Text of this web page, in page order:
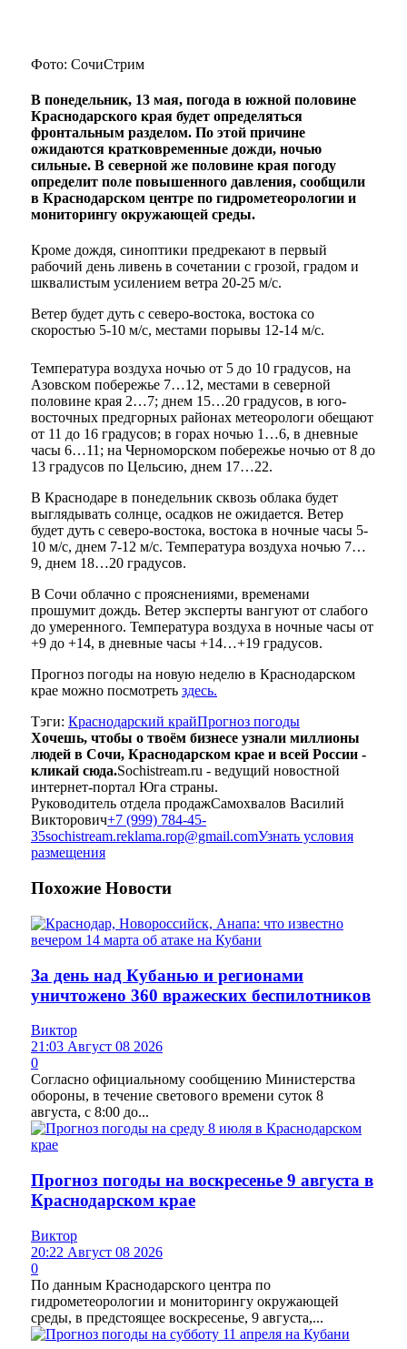
Фото: СочиСтрим
В понедельник, 13 мая, погода в южной половине
Краснодарского края будет определяться
фронтальным разделом. По этой причине
ожидаются кратковременные дожди, ночью
сильные. В северной же половине края погоду
определит поле повышенного давления, сообщили
в Краснодарском центре по гидрометеорологии и
мониторингу окружающей среды.
Кроме дождя, синоптики предрекают в первый
рабочий день ливень в сочетании с грозой, градом и
шквалистым усилением ветра 20-25 м/с.
Ветер будет дуть с северо-востока, востока со
скоростью 5-10 м/с, местами порывы 12-14 м/с.
Температура воздуха ночью от 5 до 10 градусов, на
Азовском побережье 7…12, местами в северной
половине края 2…7; днем 15…20 градусов, в юго-
восточных предгорных районах метеорологи обещают
от 11 до 16 градусов; в горах ночью 1…6, в дневные
часы 6…11; на Черноморском побережье ночью от 8 до
13 градусов по Цельсию, днем 17…22.
В Краснодаре в понедельник сквозь облака будет
выглядывать солнце, осадков не ожидается. Ветер
будет дуть с северо-востока, востока в ночные часы 5-
10 м/с, днем 7-12 м/с. Температура воздуха ночью 7…
9, днем 18…20 градусов.
В Сочи облачно с прояснениями, временами
прошумит дождь. Ветер эксперты вангуют от слабого
до умеренного. Температура воздуха в ночные часы от
+9 до +14, в дневные часы +14…+19 градусов.
Прогноз погоды на новую неделю в Краснодарском
крае можно посмотреть здесь.
Тэги: Краснодарский крайПрогноз погоды
Хочешь, чтобы о твоём бизнесе узнали миллионы
людей в Сочи, Краснодарском крае и всей России -
кликай сюда.Sochistream.ru - ведущий новостной
интернет-портал Юга страны.
Руководитель отдела продажСамохвалов Василий
Викторович+7 (999) 784-45-
35sochistream.reklama.rop@gmail.comУзнать условия
размещения
Похожие Новости
За день над Кубанью и регионами
уничтожено 360 вражеских беспилотников
Виктор
21:03 Август 08 2026
0
Согласно официальному сообщению Министерства
обороны, в течение светового времени суток 8
августа, с 8:00 до...
Прогноз погоды на воскресенье 9 августа в
Краснодарском крае
Виктор
20:22 Август 08 2026
0
По данным Краснодарского центра по
гидрометеорологии и мониторингу окружающей
среды, в предстоящее воскресенье, 9 августа,...